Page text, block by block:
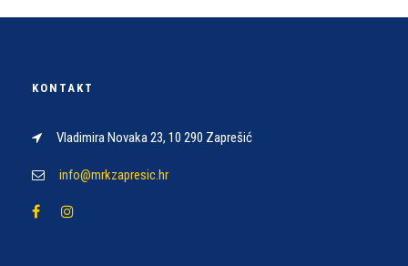
KONTAKT
Vladimira Novaka 23, 10 290 Zaprešić
info@mrkzapresic.hr